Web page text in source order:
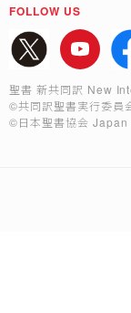
FOLLOW US
聖書 新共同訳 New
©共同訳聖書実行委員
©日本聖書協会